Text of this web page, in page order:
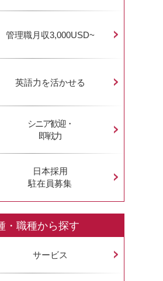
管理職月収3,000USD~
英語力を活かせる
シニア歓迎・
即戦力
日本採用
駐在員募集
・職種から探す
サービス